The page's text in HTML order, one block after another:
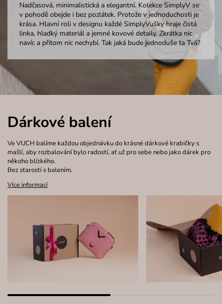
Nadčasová, minimalistická a elegantní. Kolekce SimplyV se
v pohodě obejde i bez pozlátek. Protože v jednoduchosti je
krása. Hlavní roli v designu každé SimplyVušky hraje čistá
linka, hladký materiál a jemné kovové detaily. Zkrátka nic
navíc a přitom nic nechybí. Tak jaká bude jednoduše ta Tvá?
Dárkové balení
Ve VUCH balíme každou objednávku do krásné dárkové krabičky s
mašlí, aby rozbalování bylo radostí, ať už pro sebe nebo jako dárek pro
někoho blízkého.
Bez starostí s balením.
Více informací